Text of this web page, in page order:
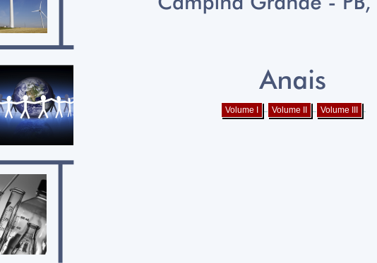
Volume I Volume II Volume III